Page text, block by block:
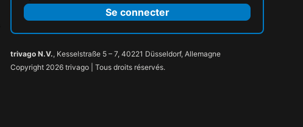
Se connecter
trivago N.V., Kesselstraße 5 – 7, 40221 Düsseldorf, Allemagne
Copyright 2026 trivago | Tous droits réservés.